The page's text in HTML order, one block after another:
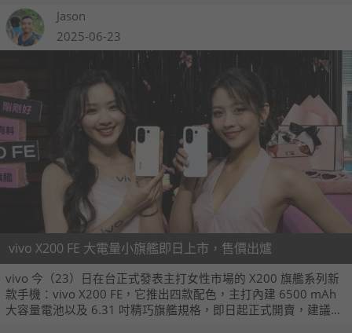
市，Reno 14 F 則在 7 月 1 日開賣。
Jason
2025-06-23
vivo X200 FE 大電量小旗艦即日上市，售價出爐
vivo 今（23）日在台正式發表主打女性市場的 X200 旗艦系列新
款手機：vivo X200 FE，它推出四款配色，主打內建 6500 mAh
大容量電池以及 6.31 吋精巧旗艦規格，即日起正式開賣，建議售